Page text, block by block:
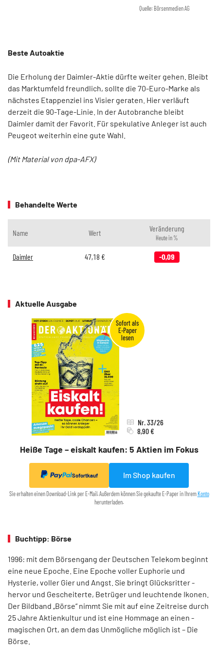
Quelle: Börsenmedien AG
Beste Autoaktie
Die Erholung der Daimler-Aktie dürfte weiter gehen. Bleibt
das Marktumfeld freundlich, sollte die 70-Euro-Marke als
nächstes Etappenziel ins Visier geraten. Hier verläuft
derzeit die 90-Tage-Linie. In der Autobranche bleibt
Daimler damit der Favorit. Für spekulative Anleger ist auch
Peugeot weiterhin eine gute Wahl.
(Mit Material von dpa-AFX)
Behandelte Werte
Name Wert Veränderung
Heute in %
Daimler 47,18 € -0,09
Aktuelle Ausgabe
Heiße Tage – eiskalt kaufen: 5 Aktien im Fokus
Nr. 33/26
8,90 €
Sofortkauf Im Shop kaufen
Sie erhalten einen Download-Link per E-Mail. Außerdem können Sie gekaufte E-Paper in IhremKonto
herunterladen.
Buchtipp: Börse
1996: mit dem ­Börsen­­gang der Deutschen Telekom ­beginnt
eine neue ­Epoche. Eine Epoche voller ­Euphorie und
Hysterie, ­voller Gier und Angst. Sie bringt Glücksritter ­
hervor und ­Gescheiterte, ­Betrüger und leuchtende Ikonen.
Der Bildband ­„Börse“ nimmt Sie mit auf eine Zeit­reise durch
25 Jahre Aktienkultur und ist eine Hommage an ­einen ­
magischen Ort, an dem das Unmögliche ­möglich ist – Die
Börse.